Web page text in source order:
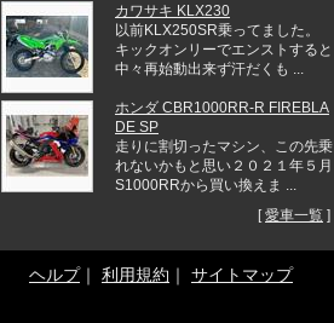
カワサキ KLX230
以前KLX250SR乗ってました。
キックオンリーでエンストすると
中々再始動出来ず汗だくも ...
ホンダ CBR1000RR-R FIREBLA
DE SP
走りに割切ったマシン、この先乗
れないかもと思い２０２１年５月
S1000RRから買い換えま ...
[愛車一覧 ]
ヘルプ｜ 利用規約 ｜ サイトマップ